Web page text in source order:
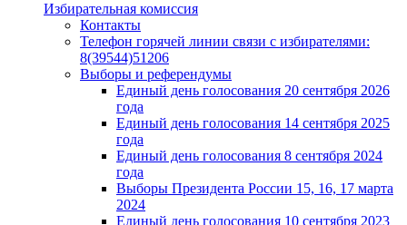
Избирательная комиссия
Контакты
Телефон горячей линии связи с избирателями:
8(39544)51206
Выборы и референдумы
Единый день голосования 20 сентября 2026
года
Единый день голосования 14 сентября 2025
года
Единый день голосования 8 сентября 2024
года
Выборы Президента России 15, 16, 17 марта
2024
Единый день голосования 10 сентября 2023